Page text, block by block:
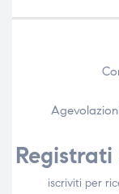
iscriviti per